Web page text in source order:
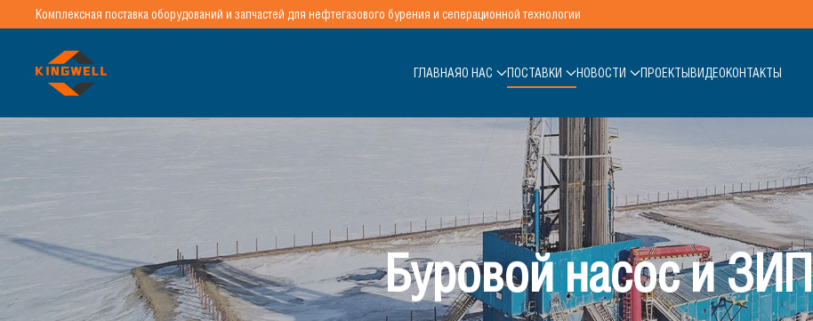
Перейти к содержимому
Комплексная поставка оборудований и запчастей для нефтегазового бурения и сеперационной технологии
ГЛАВНАЯО НАС ПОСТАВКИ НОВОСТИ ПРОЕКТЫ ВИДЕОКОНТАКТЫ
Буровой насос и ЗИП